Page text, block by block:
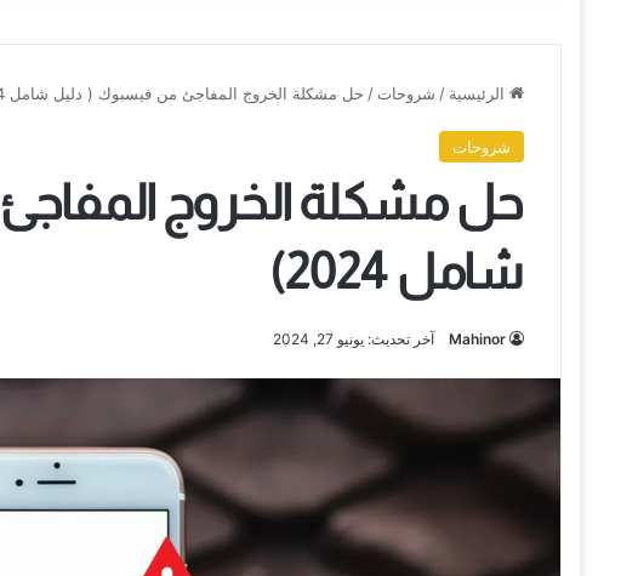
الرئيسية / شروحات / حل مشكلة الخروج المفاجئ من فيسبوك ( دليل شامل 2024)
شروحات
حل مشكلة الخروج
شامل 2024)
Mahinor آخر تحديث: يونيو 27, 2024